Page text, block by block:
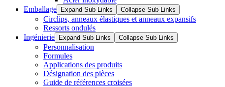
Emballage
Expand Sub Links Collapse Sub Links
Circlips, anneaux élastiques et anneaux expansifs
Ressorts ondulés
Ingénierie
Expand Sub Links Collapse Sub Links
Personnalisation
Formules
Applications des produits
Désignation des pièces
Guide de références croisées